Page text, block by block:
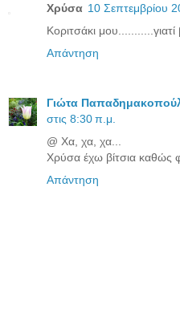
Χρύσα 10 Σεπτεμβρίου
Κοριτσάκι
Απάντηση
Γιώτα
στις 8:30 π.μ.
@ Χα, χα, χα...
Χρύσα έχω βίτσια καθώς
Απάντηση